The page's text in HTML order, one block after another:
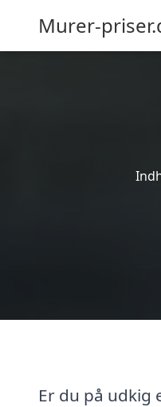
Murer-
Er du på udkig